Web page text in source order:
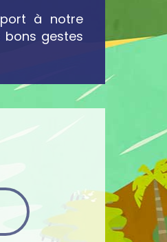
à notre
bons gestes